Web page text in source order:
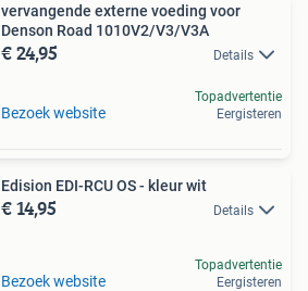
vervangende externe voeding voor
Denson Road 1010V2/V3/V3A
€ 24,95 Details
Bezoek website
Topadvertentie
Eergisteren
Edision EDI-RCU OS - kleur wit
€ 14,95 Details
Bezoek website
Topadvertentie
Eergisteren